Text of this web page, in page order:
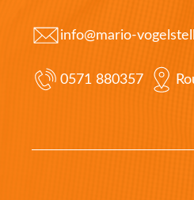
info@mario-
0571 880357